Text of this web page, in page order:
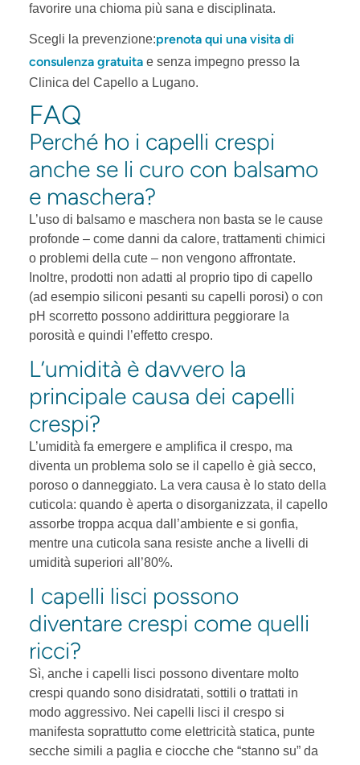
favorire una chioma più sana e disciplinata.
Scegli la prevenzione:prenota qui una visita di
consulenza gratuita e senza impegno presso la
Clinica del Capello a Lugano.
FAQ
Perché ho i capelli crespi
anche se li curo con balsamo
e maschera?
L’uso di balsamo e maschera non basta se le cause
profonde – come danni da calore, trattamenti chimici
o problemi della cute – non vengono affrontate.
Inoltre, prodotti non adatti al proprio tipo di capello
(ad esempio siliconi pesanti su capelli porosi) o con
pH scorretto possono addirittura peggiorare la
porosità e quindi l’effetto crespo.
L’umidità è davvero la
principale causa dei capelli
crespi?
L’umidità fa emergere e amplifica il crespo, ma
diventa un problema solo se il capello è già secco,
poroso o danneggiato. La vera causa è lo stato della
cuticola: quando è aperta o disorganizzata, il capello
assorbe troppa acqua dall’ambiente e si gonfia,
mentre una cuticola sana resiste anche a livelli di
umidità superiori all’80%.
I capelli lisci possono
diventare crespi come quelli
ricci?
Sì, anche i capelli lisci possono diventare molto
crespi quando sono disidratati, sottili o trattati in
modo aggressivo. Nei capelli lisci il crespo si
manifesta soprattutto come elettricità statica, punte
secche simili a paglia e ciocche che “stanno su” da